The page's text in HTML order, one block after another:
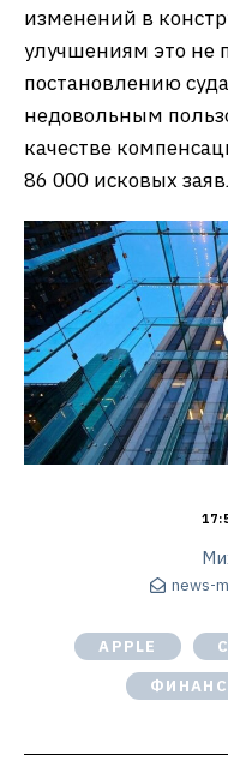
изменений в
улучшениям это не
постановлению
недовольным
качестве
86 000 исковых
news-
APPLE